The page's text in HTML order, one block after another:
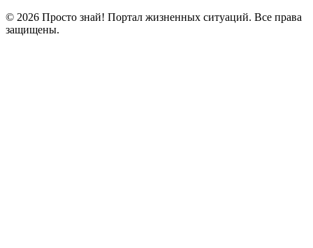
© 2026 Просто знай! Портал жизненных ситуаций. Все права
защищены.